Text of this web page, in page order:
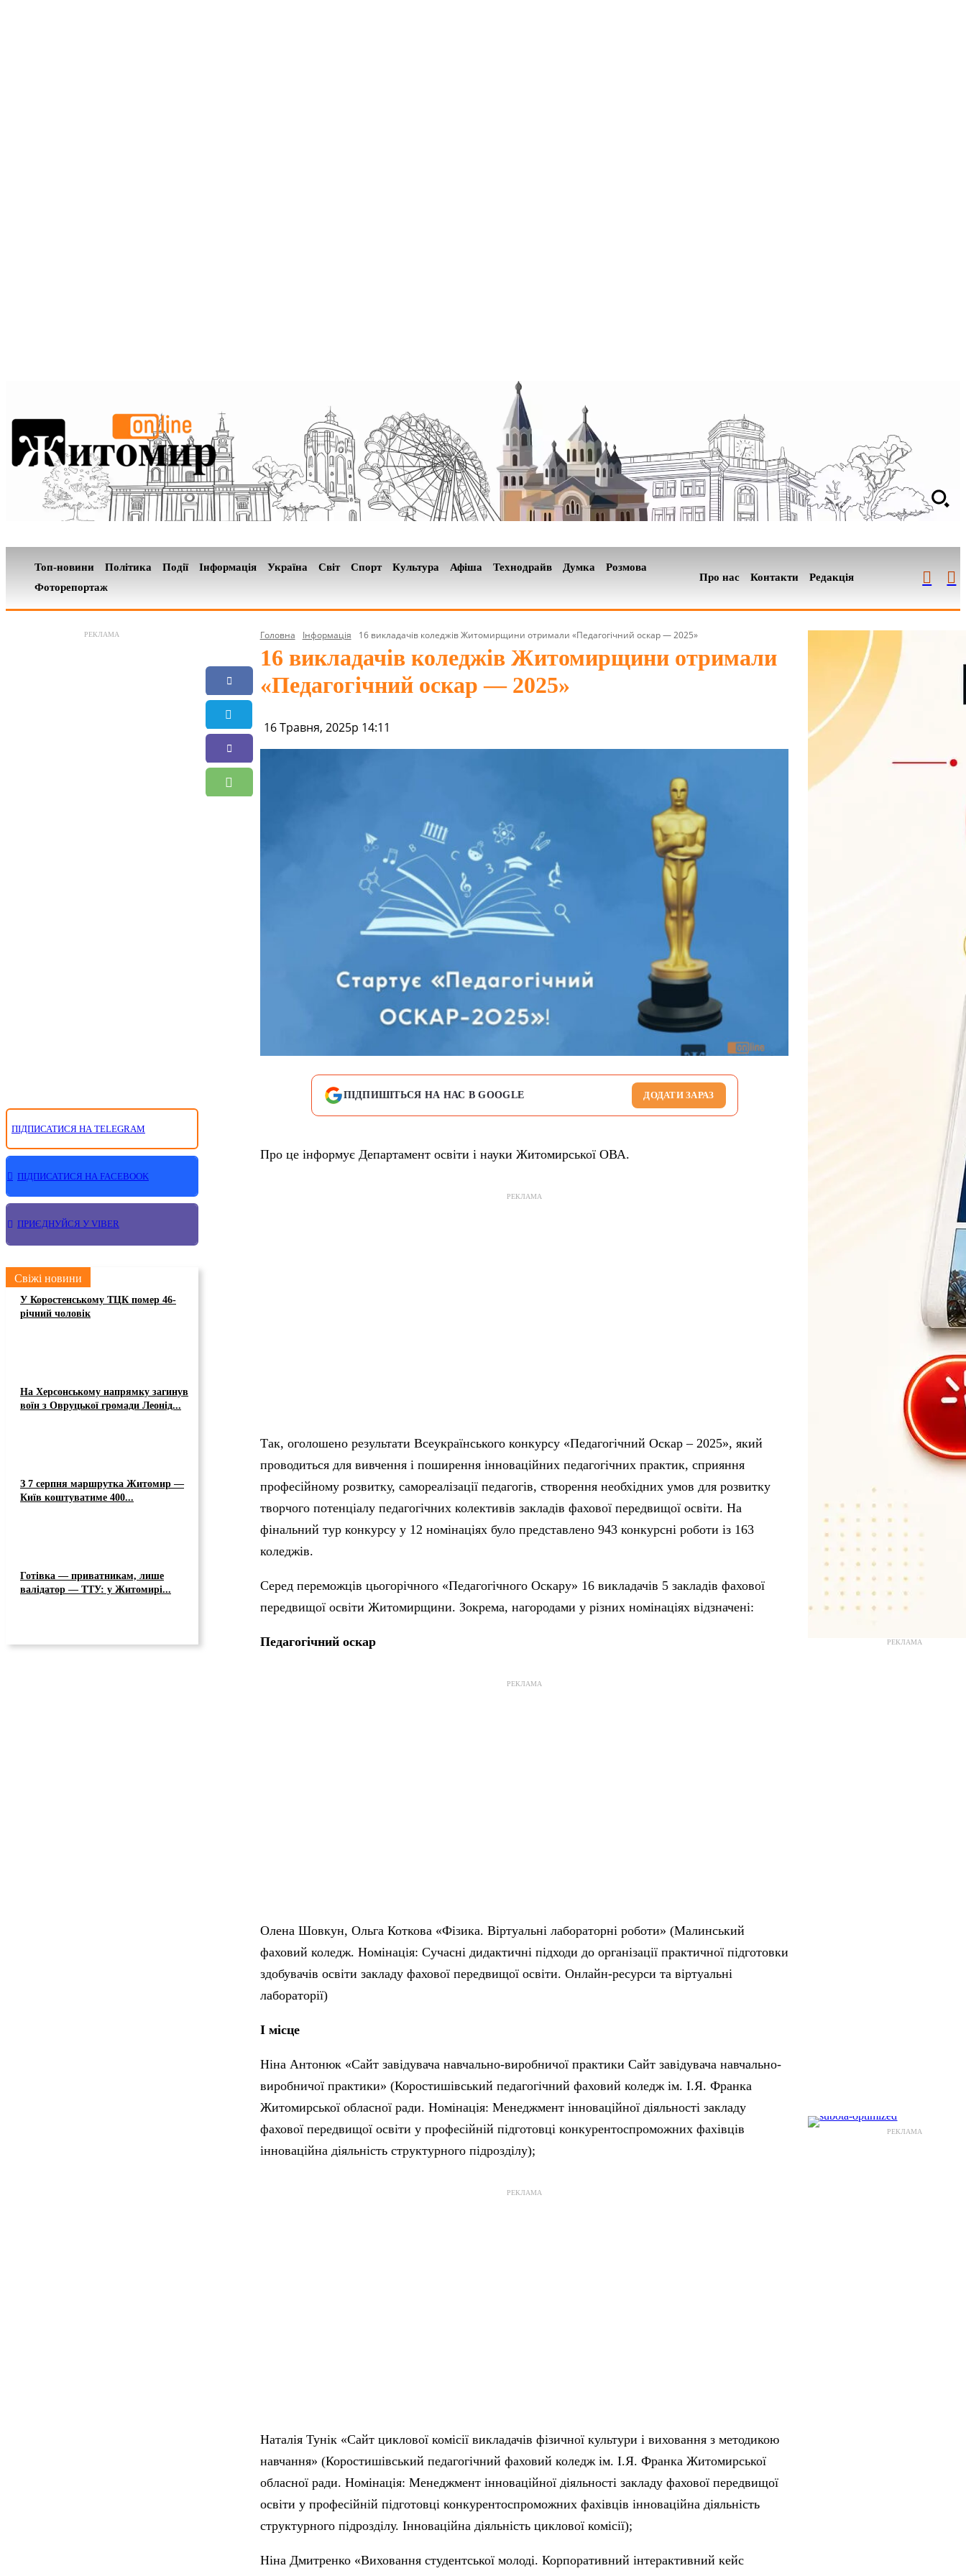
Топ-новини Політика Події Інформація Україна Світ Спорт Культура Афіша Технодрайв Думка
Розмова
Фоторепортаж
Про нас Контакти Редакція
РЕКЛАМА
ПІДПИСАТИСЯ НА TELEGRAM
ПІДПИСАТИСЯ НА FACEBOOK
ПРИЄДНУЙСЯ У VIBER
Свіжі новини
У Коростенському ТЦК помер 46-
річний чоловік
На Херсонському напрямку загинув
воїн з Овруцької громади Леонід...
З 7 серпня маршрутка Житомир —
Київ коштуватиме 400...
Готівка — приватникам, лише
валідатор — ТТУ: у Житомирі...
Головна Інформація 16 викладачів коледжів Житомирщини отримали «Педагогічний оскар — 2025»
16 викладачів коледжів Житомирщини отримали
«Педагогічний оскар — 2025»
16 Травня, 2025р 14:11
ПІДПИШІТЬСЯ НА НАС В GOOGLE ДОДАТИ ЗАРАЗ
Про це інформує Департамент освіти і науки Житомирської ОВА.
РЕКЛАМА
Так, оголошено результати Всеукраїнського конкурсу «Педагогічний Оскар – 2025», який
проводиться для вивчення і поширення інноваційних педагогічних практик, сприяння
професійному розвитку, самореалізації педагогів, створення необхідних умов для розвитку
творчого потенціалу педагогічних колективів закладів фахової передвищої освіти. На
фінальний тур конкурсу у 12 номінаціях було представлено 943 конкурсні роботи із 163
коледжів.
Серед переможців цьогорічного «Педагогічного Оскару» 16 викладачів 5 закладів фахової
передвищої освіти Житомирщини. Зокрема, нагородами у різних номінаціях відзначені:
Педагогічний оскар
РЕКЛАМА
Олена Шовкун, Ольга Коткова «Фізика. Віртуальні лабораторні роботи» (Малинський
фаховий коледж. Номінація: Сучасні дидактичні підходи до організації практичної підготовки
здобувачів освіти закладу фахової передвищої освіти. Онлайн-ресурси та віртуальні
лабораторії)
І місце
Ніна Антонюк «Сайт завідувача навчально-виробничої практики Сайт завідувача навчально-
виробничої практики» (Коростишівський педагогічний фаховий коледж ім. І.Я. Франка
Житомирської обласної ради. Номінація: Менеджмент інноваційної діяльності закладу
фахової передвищої освіти у професійній підготовці конкурентоспроможних фахівців
інноваційна діяльність структурного підрозділу);
РЕКЛАМА
Наталія Тунік «Сайт циклової комісії викладачів фізичної культури і виховання з методикою
навчання» (Коростишівський педагогічний фаховий коледж ім. І.Я. Франка Житомирської
обласної ради. Номінація: Менеджмент інноваційної діяльності закладу фахової передвищої
освіти у професійній підготовці конкурентоспроможних фахівців інноваційна діяльність
структурного підрозділу. Інноваційна діяльність циклової комісії);
Ніна Дмитренко «Виховання студентської молоді. Корпоративний інтерактивний кейс
РЕКЛАМА
РЕКЛАМА